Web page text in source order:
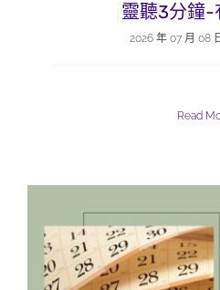
靈聽3分鐘-
2026 年 07 月 08
Read